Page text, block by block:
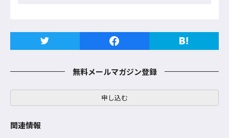
無料メールマガジン登録
申し込む
関連情報